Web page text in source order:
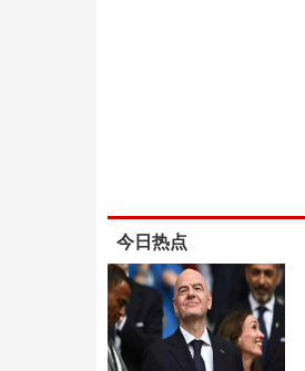
今日热点